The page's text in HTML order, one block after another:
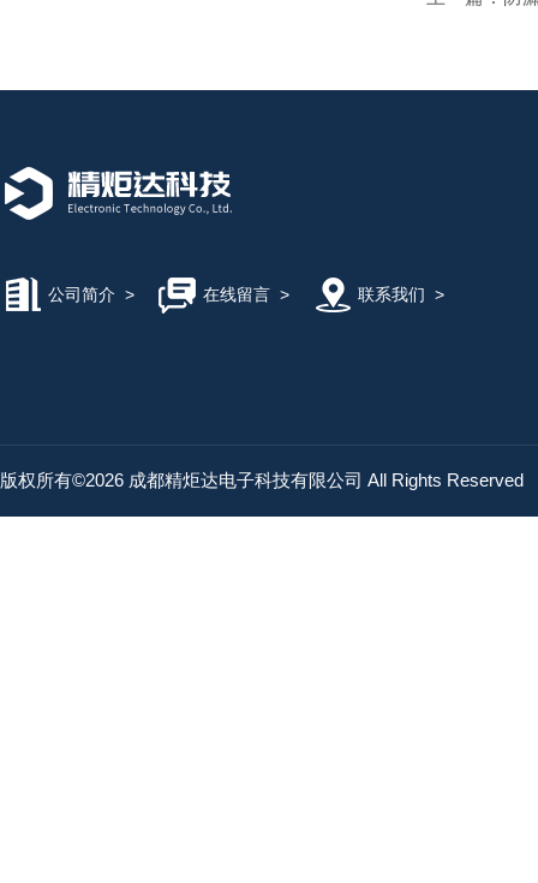
公司简介 > 在线留言> 联系我们 >
版权所有©2026 成都精炬达电子科技有限公司 All Rights Reserved